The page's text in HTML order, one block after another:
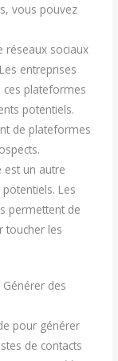
vous pouvez
réseaux sociaux
entreprises
ces plateformes
potentiels.
de plateformes
est un autre
Les
permettent de
toucher les
Générer des
pour générer
de contacts